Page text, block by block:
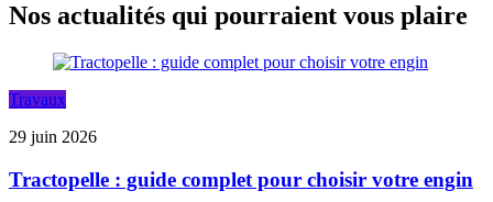
Nos actualités qui pourraient vous plaire
Travaux
29 juin 2026
Tractopelle : guide complet pour choisir votre engin